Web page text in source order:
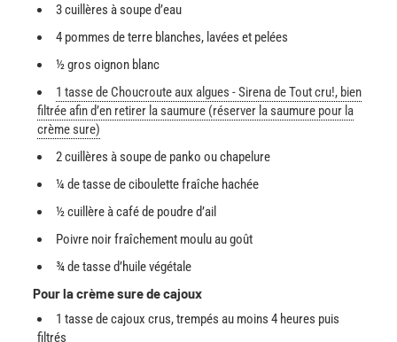
3 cuillères à soupe d’eau
4 pommes de terre blanches, lavées et pelées
½ gros oignon blanc
1 tasse de Choucroute aux algues - Sirena de Tout cru!, bien
filtrée afin d’en retirer la saumure (réserver la saumure pour la
crème sure)
2 cuillères à soupe de panko ou chapelure
¼ de tasse de ciboulette fraîche hachée
½ cuillère à café de poudre d’ail
Poivre noir fraîchement moulu au goût
¾ de tasse d’huile végétale
Pour la crème sure de cajoux
1 tasse de cajoux crus, trempés au moins 4 heures puis
filtrés